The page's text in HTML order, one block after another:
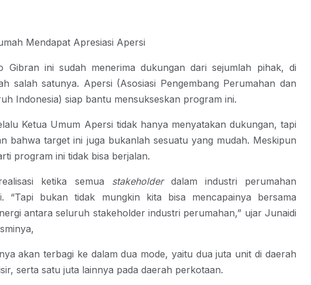
Mendapat Apresiasi Apersi
Gibran ini sudah menerima dukungan dari sejumlah pihak, di
salah satunya. Apersi (Asosiasi Pengembang Perumahan dan
Indonesia) siap bantu mensukseskan program ini.
Ketua Umum Apersi tidak hanya menyatakan dukungan, tapi
bahwa target ini juga bukanlah sesuatu yang mudah. Meskipun
program ini tidak bisa berjalan.
ketika semua stakeholderdalam industri perumahan
“Tapi bukan tidak mungkin kita bisa mencapainya bersama
antara seluruh stakeholder industri perumahan,” ujar Junaidi
akan terbagi ke dalam dua mode, yaitu dua juta unit di daerah
serta satu juta lainnya pada daerah perkotaan.